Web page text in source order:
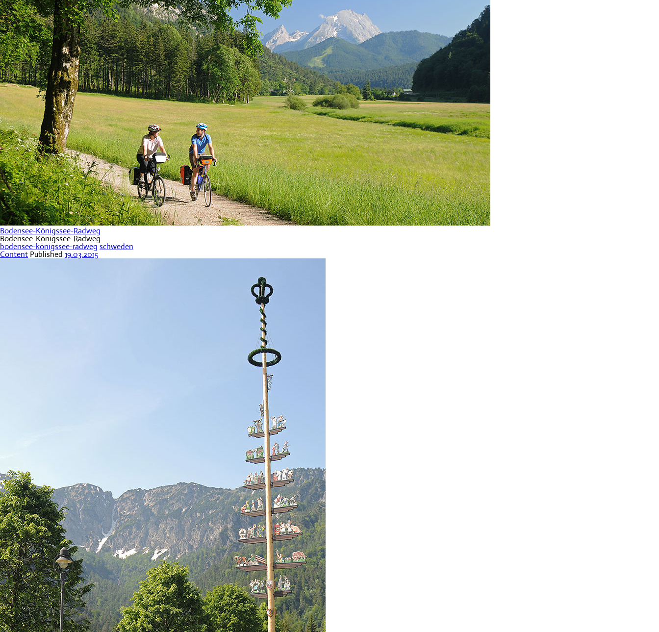
Bodensee-Königssee-Radweg
Bodensee-Königssee-Radweg
bodensee-königssee-radwegschweden
Content Published 19.03.2015